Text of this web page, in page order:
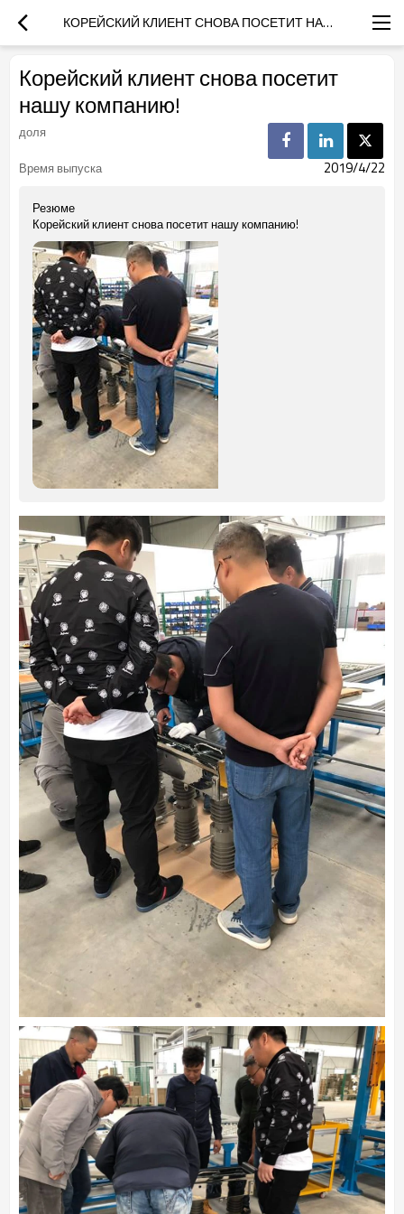
КОРЕЙСКИЙ КЛИЕНТ СНОВА ПОСЕТИТ НАШУ КОМПАНИЮ!
Корейский клиент снова посетит
нашу компанию!
доля
Время выпуска
2019/4/22
Резюме
Корейский клиент снова посетит нашу компанию!